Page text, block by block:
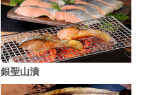
銀聖山漬